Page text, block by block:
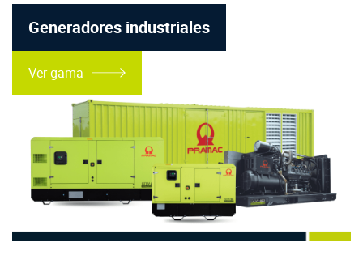
Generadores industriales
Ver gama